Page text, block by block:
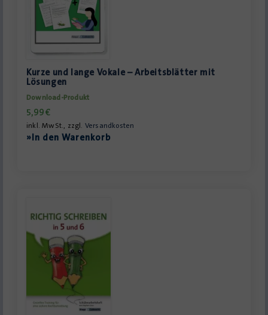
Kurze und lange Vokale – Arbeitsblätter mit
Lösungen
Download-Produkt
5,99€
inkl. MwSt., zzgl. Versandkosten
»In den Warenkorb